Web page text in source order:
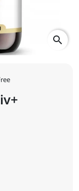
search